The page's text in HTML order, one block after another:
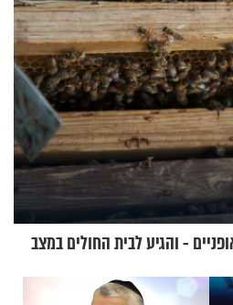
- והגיע לבית החולים במצב